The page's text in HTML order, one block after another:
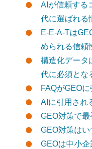
AIが信頼する
代に選ばれる
E-E-A-Tは
められる信頼
構造化データ
代に必須とな
FAQがGEO
AIに引用され
GEO対策で
GEO対策はい
GEOは中小